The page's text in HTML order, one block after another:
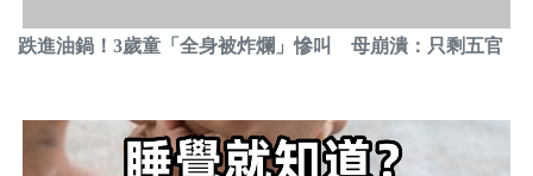
跌進油鍋！3歲童「全身被炸爛」慘叫 母崩潰：只剩五官